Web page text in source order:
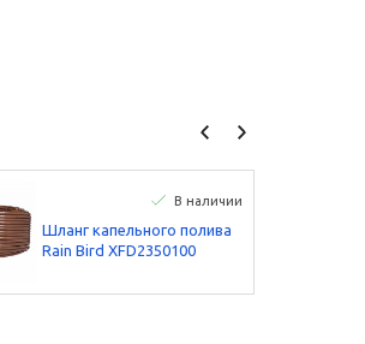
В наличии
Шланг капельного полива
Rain Bird XFD2350100
эмиттеров 50 см, бухта